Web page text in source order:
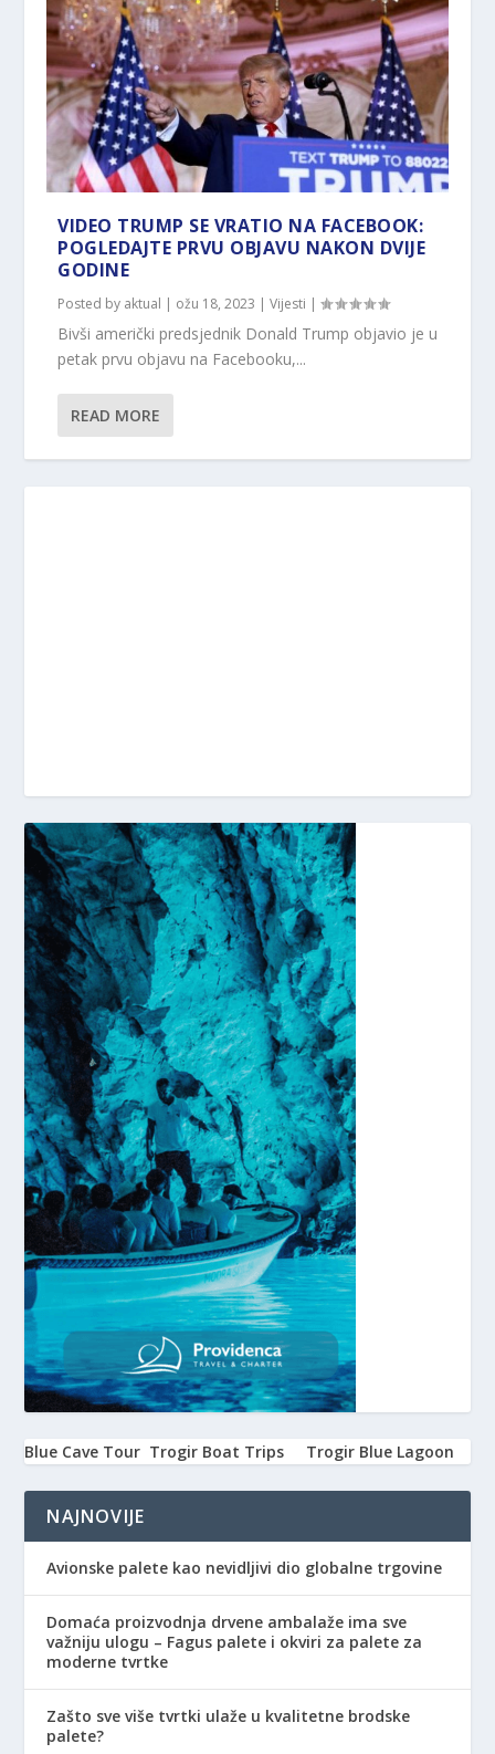
VIDEO TRUMP SE VRATIO NA FACEBOOK:
POGLEDAJTE PRVU OBJAVU NAKON DVIJE
GODINE
Posted by aktual | ožu 18, 2023 |Vijesti |
Bivši američki predsjednik Donald Trump objavio je u
petak prvu objavu na Facebooku,...
READ MORE
Blue Cave Tour Trogir Boat Trips Trogir Blue Lagoon
NAJNOVIJE
Avionske palete kao nevidljivi dio globalne trgovine
Domaća proizvodnja drvene ambalaže ima sve
važniju ulogu – Fagus palete i okviri za palete za
moderne tvrtke
Zašto sve više tvrtki ulaže u kvalitetne brodske
palete?